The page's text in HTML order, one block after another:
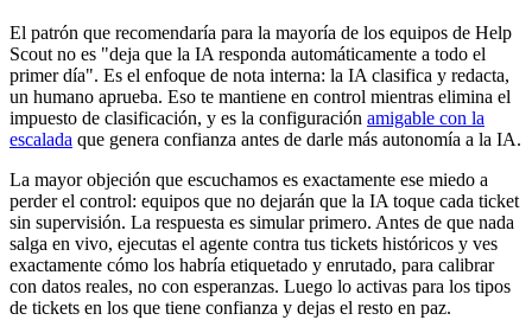
El patrón que recomendaría para la mayoría de los equipos de Help
Scout no es "deja que la IA responda automáticamente a todo el
primer día". Es el enfoque de nota interna: la IA clasifica y redacta,
un humano aprueba. Eso te mantiene en control mientras elimina el
impuesto de clasificación, y es la configuración amigable con la
escalada que genera confianza antes de darle más autonomía a la IA.
La mayor objeción que escuchamos es exactamente ese miedo a
perder el control: equipos que no dejarán que la IA toque cada ticket
sin supervisión. La respuesta es simular primero. Antes de que nada
salga en vivo, ejecutas el agente contra tus tickets históricos y ves
exactamente cómo los habría etiquetado y enrutado, para calibrar
con datos reales, no con esperanzas. Luego lo activas para los tipos
de tickets en los que tiene confianza y dejas el resto en paz.